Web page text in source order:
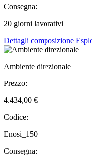
Consegna:
20 giorni lavorativi
Dettagli composizione
Ambiente direzionale
Prezzo:
4.434,00 €
Codice:
Enosi_150
Consegna: